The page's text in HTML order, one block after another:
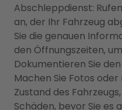
Abschleppdienst:
an, der Ihr Fahrzeug
Sie die genauen
den Öffnungszeiten,
Dokumentieren Sie
Machen Sie Fotos
Zustand des
Schäden, bevor Sie es